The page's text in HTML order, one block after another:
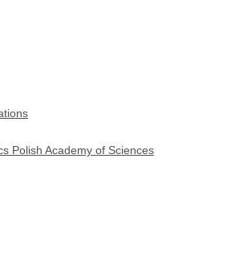
Polish Academy of Sciences